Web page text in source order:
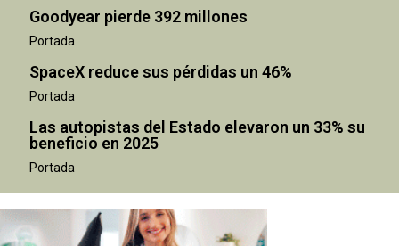
Goodyear pierde 392 millones
Portada
SpaceX reduce sus pérdidas un 46%
Portada
Las autopistas del Estado elevaron un 33% su
beneficio en 2025
Portada